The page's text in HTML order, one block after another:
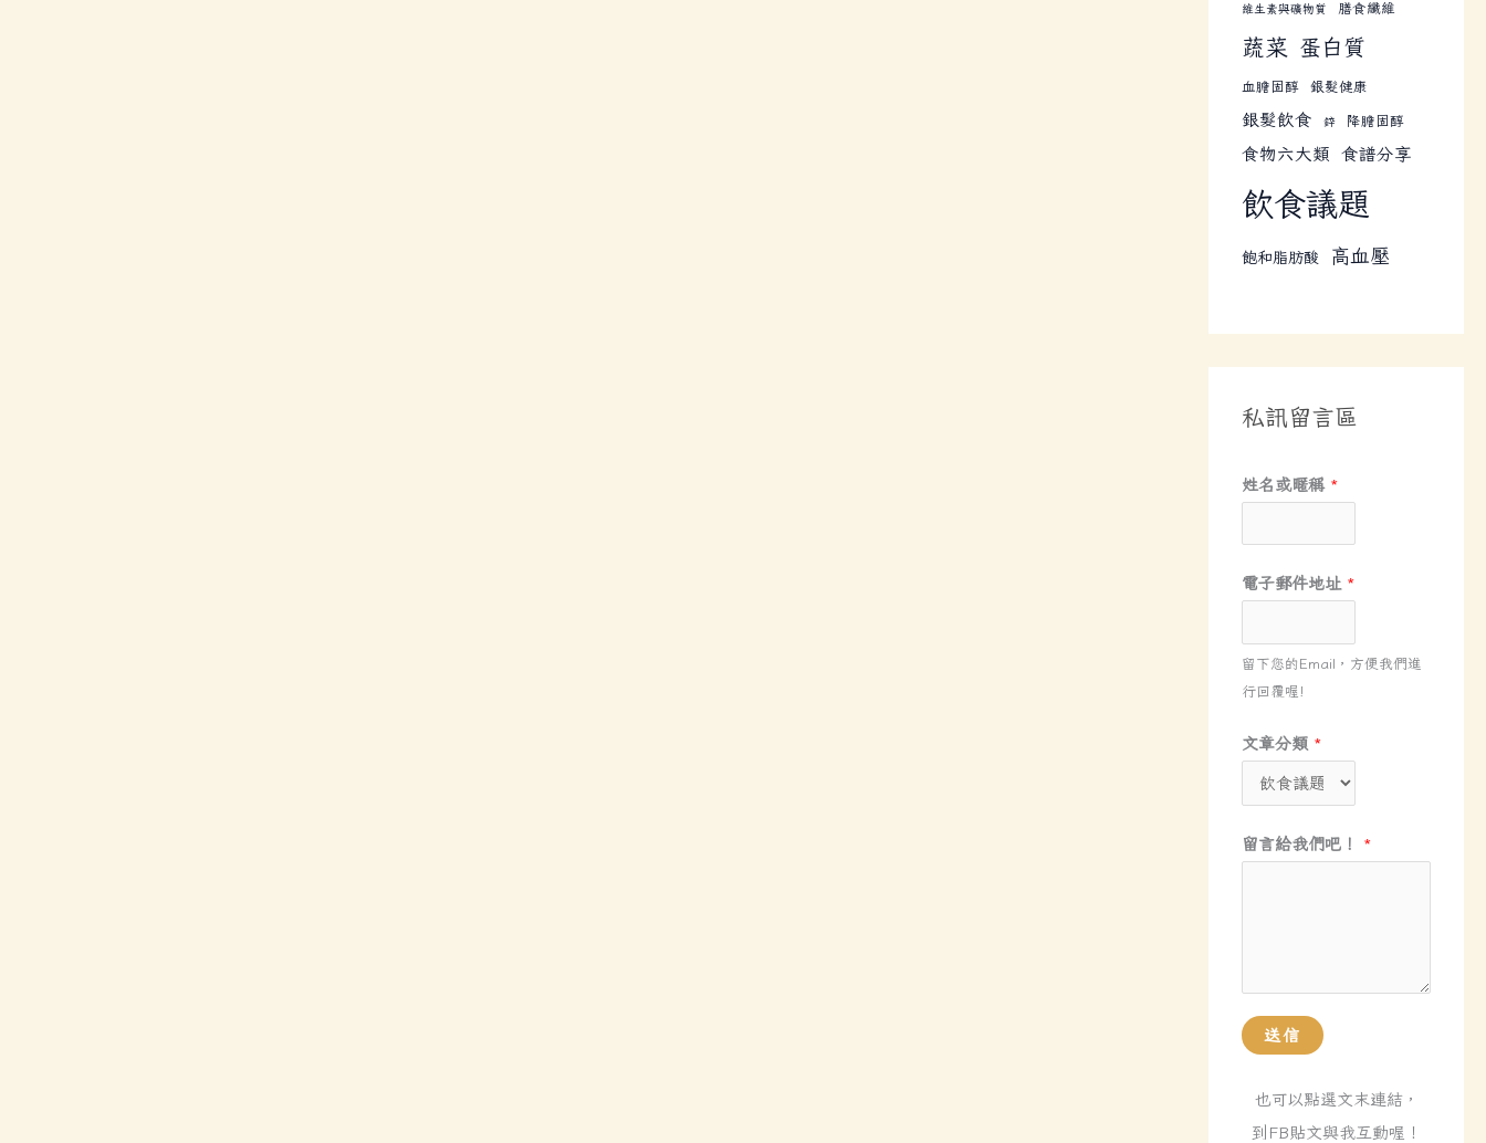
維生素與礦物質 膳食纖維
蔬菜 蛋白質
血膽固醇 銀髮健康
銀髮飲食 鋅 降膽固醇
食物六大類 食譜分享
飲食議題
飽和脂肪酸 高血壓
私訊留言區
姓名或暱稱 *
電子郵件地址 *
留下您的Email，方便我們進
行回覆喔!
文章分類 *
*
電
地
址
子
郵
留言給我們吧！ *
送信
也可以點選文末連結，
到FB貼文與我互動喔！